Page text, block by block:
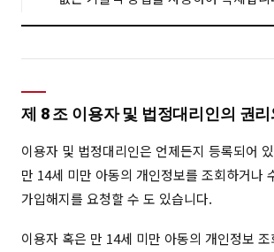
제 8 조 이용자 및 법정대리인의 권리
이용자 및 법정대리인은 언제든지 등록되어
만 14세 미만 아동의 개인정보를 조회하거나
가입해지를 요청할 수 도 있습니다.
이용자 혹은 만 14세 미만 아동의 개인정보